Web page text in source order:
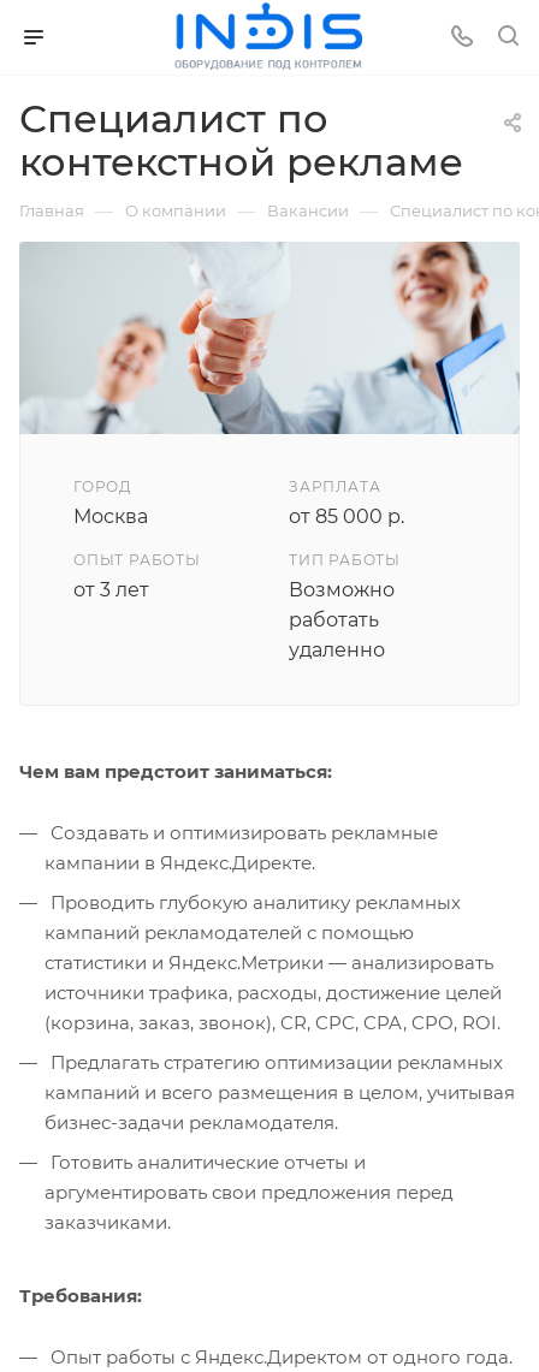
Специалист по
контекстной рекламе
Главная — О компании — Вакансии — Специалист по
ГОРОД
Москва
ЗАРПЛАТА
от 85 000 р.
ОПЫТ РАБОТЫ
от 3 лет
ТИП РАБОТЫ
Возможно
работать
удаленно
Чем вам предстоит заниматься:
Создавать и оптимизировать рекламные
кампании в Яндекс.Директе.
Проводить глубокую аналитику рекламных
кампаний рекламодателей с помощью
статистики и Яндекс.Метрики — анализировать
источники трафика, расходы, достижение целей
(корзина, заказ, звонок), CR, CPC, CPA, CPO, ROI.
Предлагать стратегию оптимизации рекламных
кампаний и всего размещения в целом, учитывая
бизнес-задачи рекламодателя.
Готовить аналитические отчеты и
аргументировать свои предложения перед
заказчиками.
Требования:
Опыт работы с Яндекс.Директом от одного года.